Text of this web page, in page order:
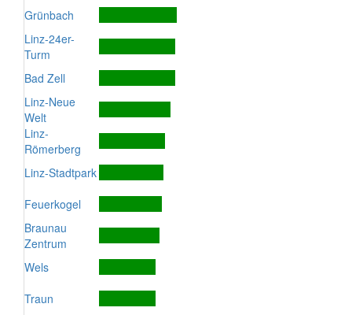
Grünbach
Linz-24er-
Turm
Bad Zell
Linz-Neue
Welt
Linz-
Römerberg
Linz-Stadtpark
Feuerkogel
Braunau
Zentrum
Wels
Traun